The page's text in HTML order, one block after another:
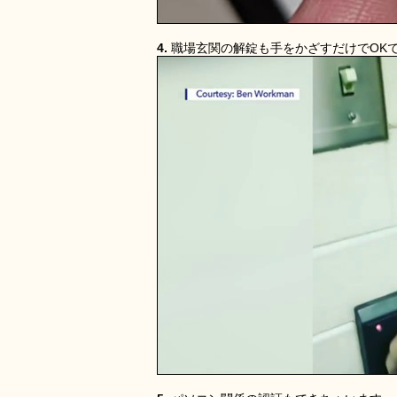
4. 職場玄関の解錠も手をかざすだけでOK